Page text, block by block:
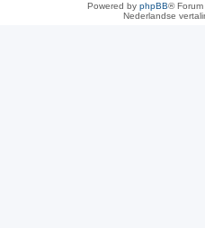
Powered by phpBB®
Nederlandse